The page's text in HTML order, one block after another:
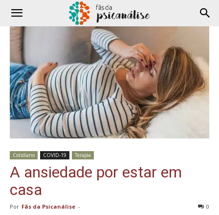
Cotidiano COVID-19 Terapia
A ansiedade por estar em
casa
Por Fãs da Psicanálise - 0